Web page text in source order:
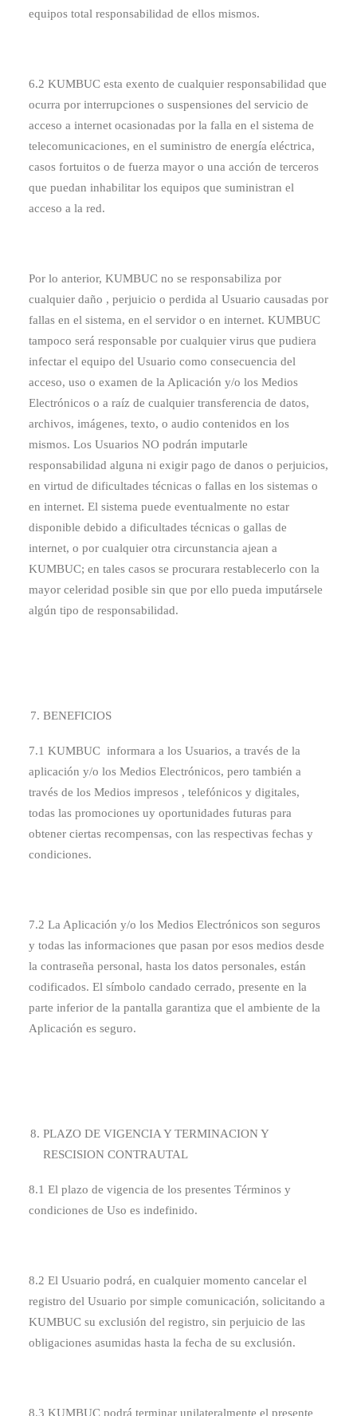
equipos total responsabilidad de ellos mismos.
6.2 KUMBUC esta exento de cualquier responsabilidad que
ocurra por interrupciones o suspensiones del servicio de
acceso a internet ocasionadas por la falla en el sistema de
telecomunicaciones, en el suministro de energía eléctrica,
casos fortuitos o de fuerza mayor o una acción de terceros
que puedan inhabilitar los equipos que suministran el
acceso a la red.
Por lo anterior, KUMBUC no se responsabiliza por
cualquier daño , perjuicio o perdida al Usuario causadas por
fallas en el sistema, en el servidor o en internet. KUMBUC
tampoco será responsable por cualquier virus que pudiera
infectar el equipo del Usuario como consecuencia del
acceso, uso o examen de la Aplicación y/o los Medios
Electrónicos o a raíz de cualquier transferencia de datos,
archivos, imágenes, texto, o audio contenidos en los
mismos. Los Usuarios NO podrán imputarle
responsabilidad alguna ni exigir pago de danos o perjuicios,
en virtud de dificultades técnicas o fallas en los sistemas o
en internet. El sistema puede eventualmente no estar
disponible debido a dificultades técnicas o gallas de
internet, o por cualquier otra circunstancia ajean a
KUMBUC; en tales casos se procurara restablecerlo con la
mayor celeridad posible sin que por ello pueda imputársele
algún tipo de responsabilidad.
BENEFICIOS
7.1 KUMBUC informara a los Usuarios, a través de la
aplicación y/o los Medios Electrónicos, pero también a
través de los Medios impresos , telefónicos y digitales,
todas las promociones uy oportunidades futuras para
obtener ciertas recompensas, con las respectivas fechas y
condiciones.
7.2 La Aplicación y/o los Medios Electrónicos son seguros
y todas las informaciones que pasan por esos medios desde
la contraseña personal, hasta los datos personales, están
codificados. El símbolo candado cerrado, presente en la
parte inferior de la pantalla garantiza que el ambiente de la
Aplicación es seguro.
PLAZO DE VIGENCIA Y TERMINACION Y
RESCISION CONTRAUTAL
8.1 El plazo de vigencia de los presentes Términos y
condiciones de Uso es indefinido.
8.2 El Usuario podrá, en cualquier momento cancelar el
registro del Usuario por simple comunicación, solicitando a
KUMBUC su exclusión del registro, sin perjuicio de las
obligaciones asumidas hasta la fecha de su exclusión.
8.3 KUMBUC podrá terminar unilateralmente el presente